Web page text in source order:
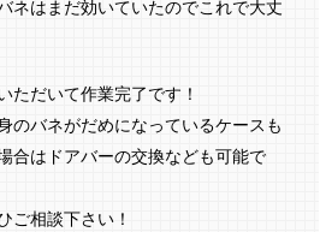
ネはまだ効いていたのでこれで大丈
ただいて作業完了です！
のバネがだめになっているケースも
合はドアバーの交換なども可能で
ご相談下さい！